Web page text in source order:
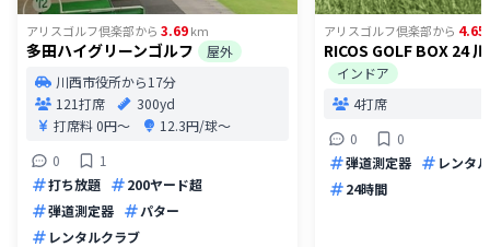
アリスゴルフ倶楽部から 3.69km
多田ハイグリーンゴルフ
屋外
川西市役所から17分
121打席
300yd
打席料0円〜
12.3円/球〜
0
1
打ち放題
200ヤード超
弾道測定器
パター
レンタルクラブ
アリスゴルフ倶楽部から 4.65
RICOS GOLF BOX 24
インドア
4打席
0
0
弾道測定器
レンタ
24時間